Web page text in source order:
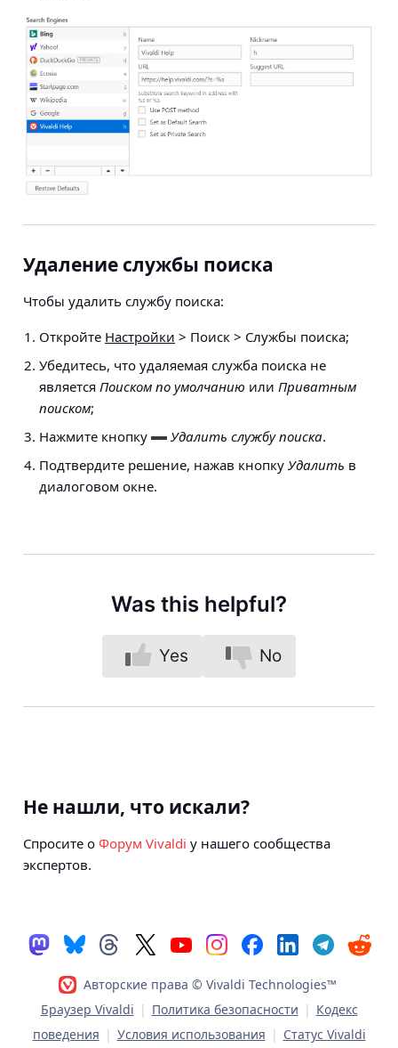
Удаление службы поиска
Чтобы удалить службу поиска:
Откройте Настройки > Поиск > Службы поиска;
Убедитесь, что удаляемая служба поиска не
является Поиском по умолчанию или Приватным
поиском;
Нажмите кнопку
Удалить службу поиска.
Подтвердите решение, нажав кнопку Удалить в
диалоговом окне.
Was this helpful?
Yes No
Не нашли, что искали?
Спросите о Форум Vivaldi у нашего сообщества
экспертов.
Авторские права © Vivaldi Technologies™
Браузер Vivaldi | Политика безопасности | Кодекс
поведения | Условия использования | Статус Vivaldi